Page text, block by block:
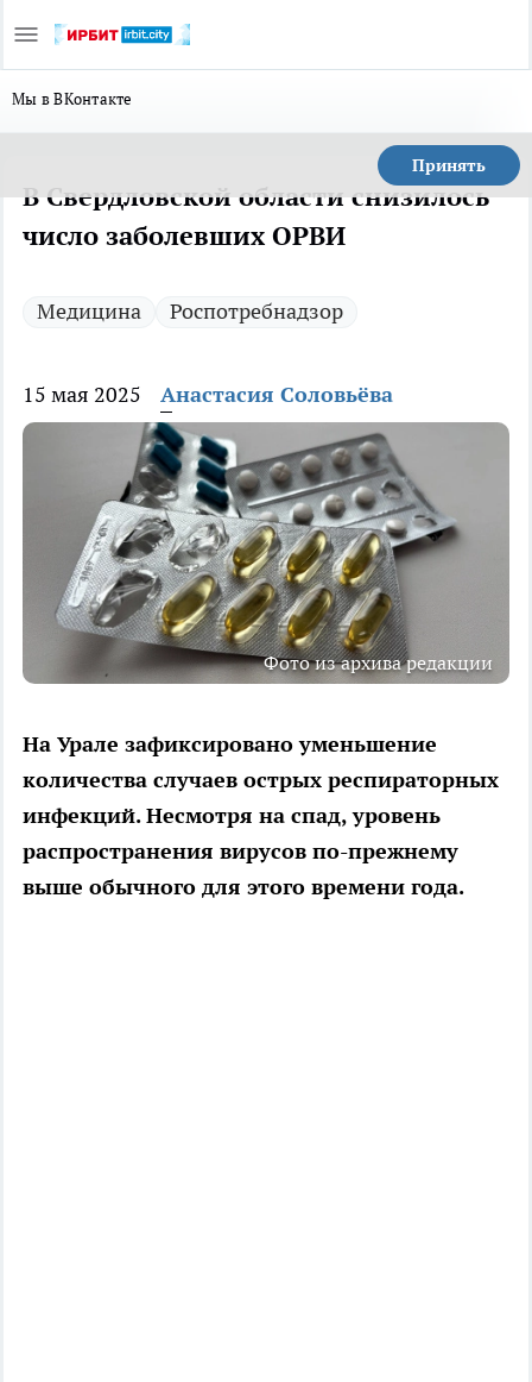
Мы в ВКонтакте
Принять
В Свердловской области снизилось
число заболевших ОРВИ
Медицина Роспотребнадзор
15 мая 2025 Анастасия Соловьёва
Фото из архива редакции
На Урале зафиксировано уменьшение
количества случаев острых респираторных
инфекций. Несмотря на спад, уровень
распространения вирусов по-прежнему
выше обычного для этого времени года.